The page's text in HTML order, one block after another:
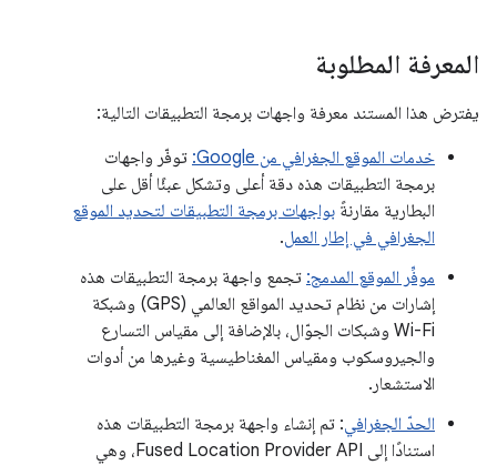
المعرفة المطلوبة
يفترض هذا المستند معرفة واجهات برمجة التطبيقات التالية:
خدمات الموقع الجغرافي من Google:
توفّر واجهات
برمجة التطبيقات هذه دقة أعلى وتشكل عبئًا أقل على
البطارية مقارنةً بواجهات برمجة التطبيقات لتحديد الموقع
الجغرافي في إطار العمل.
موفِّر الموقع المدمج: تجمع واجهة برمجة التطبيقات هذه
إشارات من نظام تحديد المواقع العالمي (GPS) وشبكة
Wi-Fi وشبكات الجوّال، بالإضافة إلى مقياس التسارع
والجيروسكوب ومقياس المغناطيسية وغيرها من أدوات
الاستشعار.
الحدّ الجغرافي: تم إنشاء واجهة برمجة التطبيقات هذه
استنادًا إلى Fused Location Provider API، وهي